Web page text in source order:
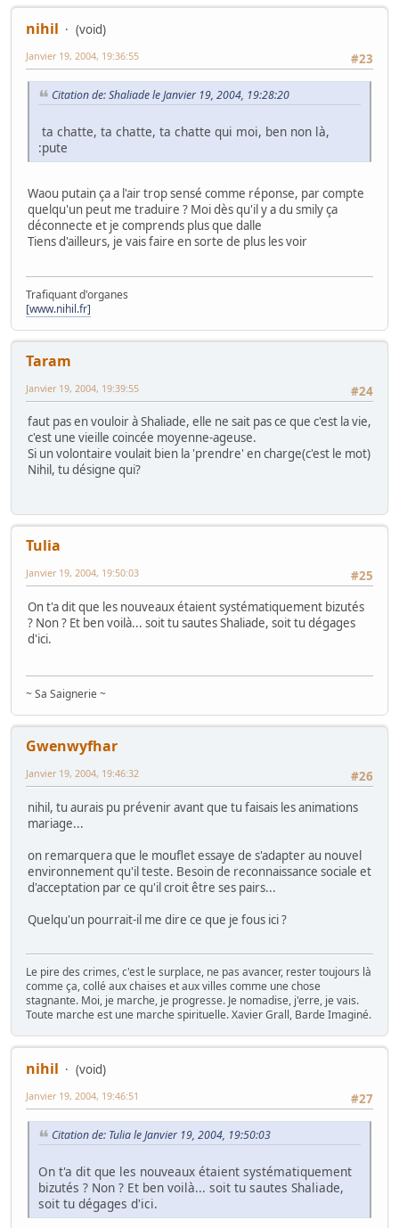
nihil
(void)
#23
Janvier 19, 2004, 19:36:55
Citation de: Shaliade le Janvier 19, 2004, 19:28:20
ta chatte, ta chatte, ta chatte qui moi, ben non là,
:pute
Waou putain ça a l'air trop sensé comme réponse, par compte
quelqu'un peut me traduire ? Moi dès qu'il y a du smily ça
déconnecte et je comprends plus que dalle
Tiens d'ailleurs, je vais faire en sorte de plus les voir
Trafiquant d'organes
[www.nihil.fr]
Taram
#24
Janvier 19, 2004, 19:39:55
faut pas en vouloir à Shaliade, elle ne sait pas ce que c'est la vie,
c'est une vieille coincée moyenne-ageuse.
Si un volontaire voulait bien la 'prendre' en charge(c'est le mot)
Nihil, tu désigne qui?
Tulia
#25
Janvier 19, 2004, 19:50:03
On t'a dit que les nouveaux étaient systématiquement bizutés
? Non ? Et ben voilà... soit tu sautes Shaliade, soit tu dégages
d'ici.
~ Sa Saignerie ~
Gwenwyfhar
#26
Janvier 19, 2004, 19:46:32
nihil, tu aurais pu prévenir avant que tu faisais les animations
mariage...
on remarquera que le mouflet essaye de s'adapter au nouvel
environnement qu'il teste. Besoin de reconnaissance sociale et
d'acceptation par ce qu'il croit être ses pairs...
Quelqu'un pourrait-il me dire ce que je fous ici ?
Le pire des crimes, c'est le surplace, ne pas avancer, rester toujours là
comme ça, collé aux chaises et aux villes comme une chose
stagnante. Moi, je marche, je progresse. Je nomadise, j'erre, je vais.
Toute marche est une marche spirituelle. Xavier Grall, Barde Imaginé.
nihil
(void)
#27
Janvier 19, 2004, 19:46:51
Citation de: Tulia le Janvier 19, 2004, 19:50:03
On t'a dit que les nouveaux étaient systématiquement
bizutés ? Non ? Et ben voilà... soit tu sautes Shaliade,
soit tu dégages d'ici.